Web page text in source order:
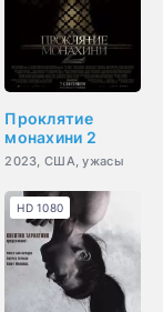
Проклятие
монахини 2
2023, США, ужасы
HD 1080